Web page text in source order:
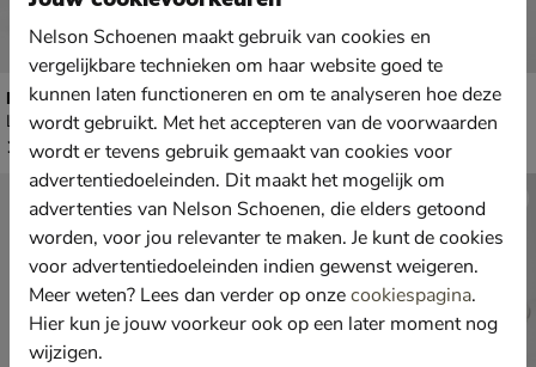
Maruti Yale
Lage sneakers - goud
€ 129,99
129,
Buffalo CLD Run Jog
Lage sneakers - goud
van € 129,99 voor € 90,99
129, 99 90,
Nelson Schoenen maakt gebruik van cookies en
vergelijkbare technieken om haar website goed te
kunnen laten functioneren en om te analyseren hoe deze
wordt gebruikt. Met het accepteren van de voorwaarden
wordt er tevens gebruik gemaakt van cookies voor
advertentiedoeleinden. Dit maakt het mogelijk om
advertenties van Nelson Schoenen, die elders getoond
worden, voor jou relevanter te maken. Je kunt de cookies
voor advertentiedoeleinden indien gewenst weigeren.
Meer weten? Lees dan verder op onzecookiespagina.
Hier kun je jouw voorkeur ook op een later moment nog
wijzigen.